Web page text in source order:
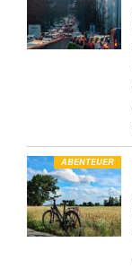
ABENTEUER